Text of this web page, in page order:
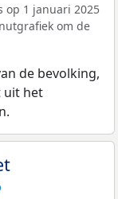
op 1 januari 2025
om de
de bevolking,
uit het